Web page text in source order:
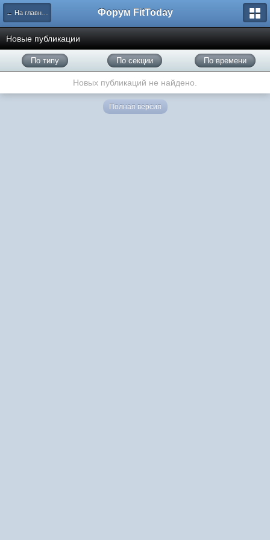
← На главную Форум FitToday
Новые публикации
По типу По секции По времени
Новых публикаций не найдено.
Полная версия